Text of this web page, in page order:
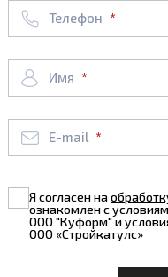
Телефон
Имя
E-mail
Я согласен на
ознакомлен с
ООО "Куформ" и
ООО «Стройкатулс»